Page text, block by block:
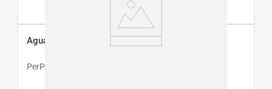
Agua Micelar Perpiel Bifásica x 200 ml
PerPiel